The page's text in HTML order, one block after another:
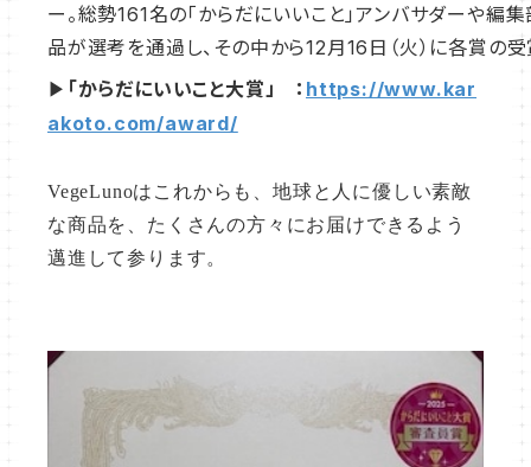
ー。総勢161名の「からだにいいこと」アンバサダーや
品が選考を通過し、その中から12月16日（火）に各賞の
▶︎ 「からだにいいこと大賞」 ： https://www.kar
akoto.com/award/
VegeLunoはこれからも、地球と人に優しい素敵
な商品を、たくさんの方々にお届けできるよう
邁進して参ります。